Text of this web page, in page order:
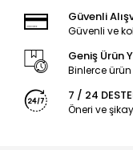
Güvenli
Güvenli ve
Geniş Ürün
Binlerce
7 / 24
Öneri ve